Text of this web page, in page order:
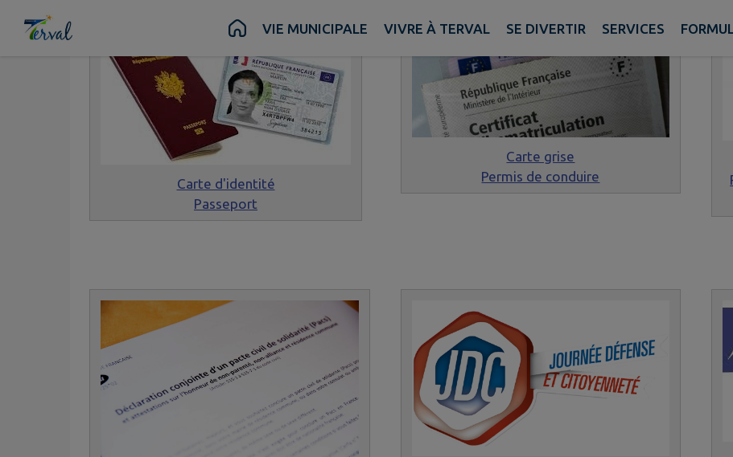
Contenu Pied de page
VIE MUNICIPALE VIVRE À TERVAL SE DIVERTIR SERVICES
Carte d'identité
Passeport
Carte grise
Permis de conduire